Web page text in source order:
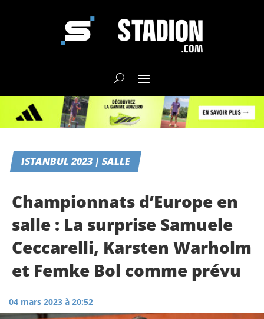
ISTANBUL 2023 | SALLE
Championnats d’Europe en
salle : La surprise Samuele
Ceccarelli, Karsten Warholm
et Femke Bol comme prévu
04 mars 2023 à 20:52